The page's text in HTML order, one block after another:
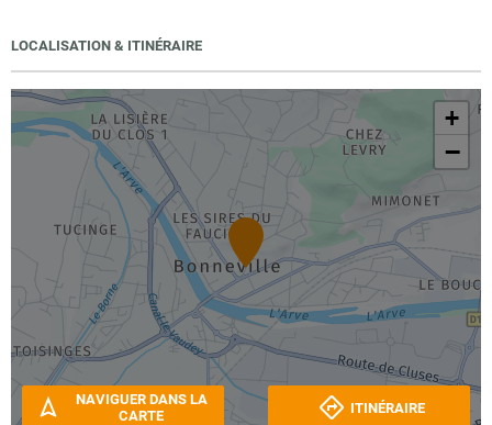
LOCALISATION & ITINÉRAIRE
+
−
NAVIGUER DANS LA
CARTE
ITINÉRAIRE